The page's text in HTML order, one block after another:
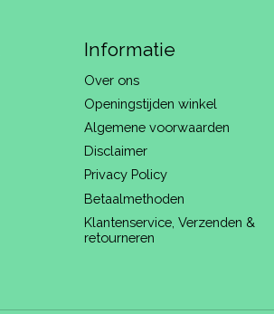
Informatie
Over ons
Openingstijden winkel
Algemene voorwaarden
Disclaimer
Privacy Policy
Betaalmethoden
Klantenservice, Verzenden &
retourneren